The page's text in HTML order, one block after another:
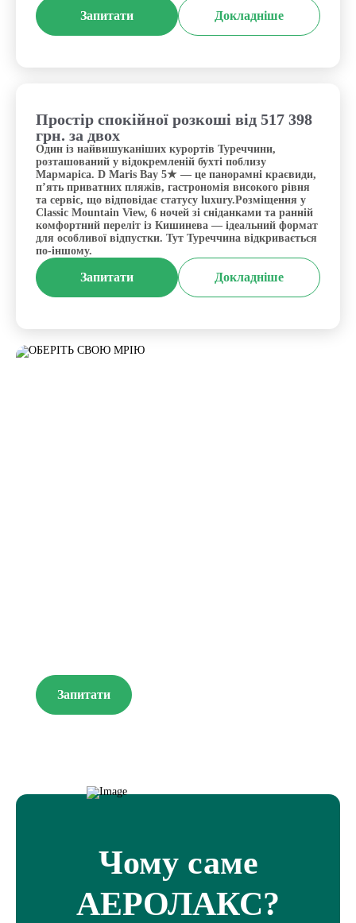
Запитати Докладніше
Туреччина, Мармаріс
Простір спокійної розкоші від 517 398
грн. за двох
Один із найвишуканіших курортів Туреччини,
розташований у відокремленій бухті поблизу
Мармаріса. D Maris Bay 5★ — це панорамні краєвиди,
п’ять приватних пляжів, гастрономія високого рівня
та сервіс, що відповідає статусу luxury.Розміщення у
Classic Mountain View, 6 ночей зі сніданками та ранній
комфортний переліт із Кишинева — ідеальний формат
для особливої відпустки. Тут Туреччина відкривається
по-іншому.
Запитати Докладніше
Запитати
Чому саме
АЕРОЛАКС?